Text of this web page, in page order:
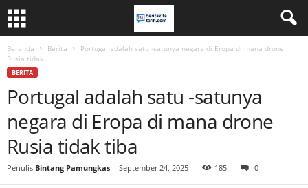
Beranda Berita
Portugal adalah satu -satunya negara di Eropa di mana drone
Rusia tidak...
BERITA
Portugal adalah satu -satunya
negara di Eropa di mana drone
Rusia tidak tiba
Penulis Bintang Pamungkas - September 24, 2025 185 0